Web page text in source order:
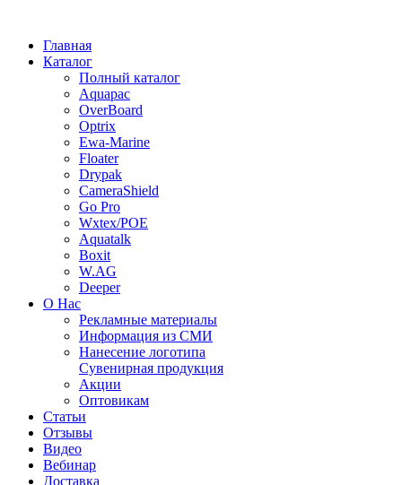
Главная
Каталог
Полный каталог
Aquapac
OverBoard
Optrix
Ewa-Marine
Floater
Drypak
CameraShield
Go Pro
Wxtex/POE
Aquatalk
Boxit
W.AG
Deeper
О Нас
Рекламные материалы
Информация из СМИ
Нанесение логотипа
Сувенирная продукция
Акции
Оптовикам
Статьи
Отзывы
Видео
Вебинар
Доставка